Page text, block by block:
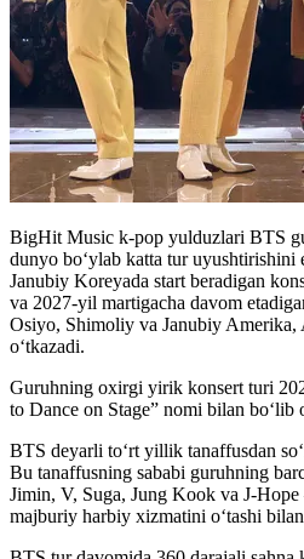
BigHit Music k-pop yulduzlari BTS
dunyo bo‘ylab katta tur uyushtirishini
Janubiy Koreyada start beradigan
va 2027-yil martigacha davom
Osiyo, Shimoliy va Janubiy Amerika,
o‘tkazadi.
Guruhning oxirgi yirik konsert turi
to Dance on Stage” nomi bilan bo‘lib
BTS deyarli to‘rt yillik tanaffusdan
Bu tanaffusning sababi guruhning
Jimin, V, Suga, Jung Kook va J-
majburiy harbiy xizmatini oʻtashi